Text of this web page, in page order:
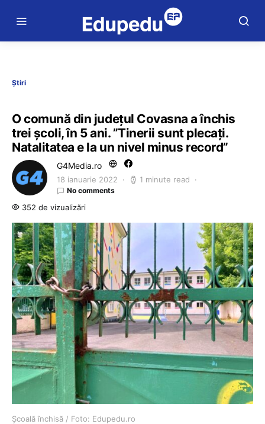
Știri
O comună din județul Covasna a închis
trei școli, în 5 ani. ”Tinerii sunt plecați.
Natalitatea e la un nivel minus record”
G4Media.ro
18 ianuarie 2022 1 minute read
No comments
352 de vizualizări
Școală închisă / Foto: Edupedu.ro